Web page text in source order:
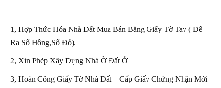
1, Hợp Thức Hóa Nhà Đất Mua Bán Bằng Giấy Tờ Tay ( Để
Ra Sổ Hồng,Sổ Đỏ).
2, Xin Phép Xây Dựng Nhà Ờ Đất Ở
3, Hoàn Công Giấy Tờ Nhà Đất – Cấp Giấy Chứng Nhận Mới